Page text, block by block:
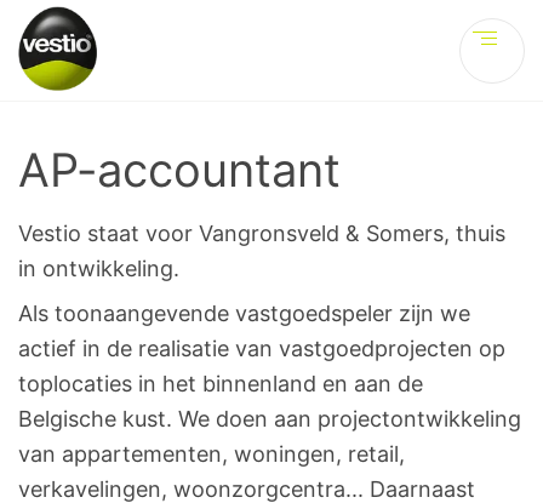
AP-accountant
Vestio staat voor Vangronsveld & Somers, thuis
in ontwikkeling.
Als toonaangevende vastgoedspeler zijn we
actief in de realisatie van vastgoedprojecten op
toplocaties in het binnenland en aan de
Belgische kust. We doen aan projectontwikkeling
van appartementen, woningen, retail,
verkavelingen, woonzorgcentra... Daarnaast